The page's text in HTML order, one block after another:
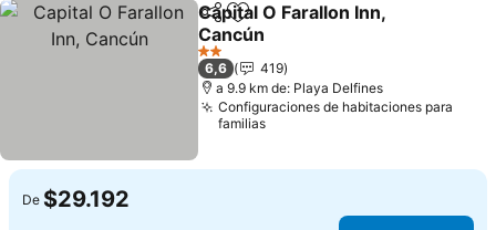
CompartirAgregar a favoritos
Capital O Farallon Inn,
Cancún
Ver precios
2 Estrellas
6,6
419
a 9.9 km de: Playa Delfines
Configuraciones de habitaciones para
familias
De $29.192